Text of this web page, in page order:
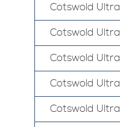
Cotswold Ultra
Cotswold Ultra
Cotswold Ultra
Cotswold Ultra
Cotswold Ultra